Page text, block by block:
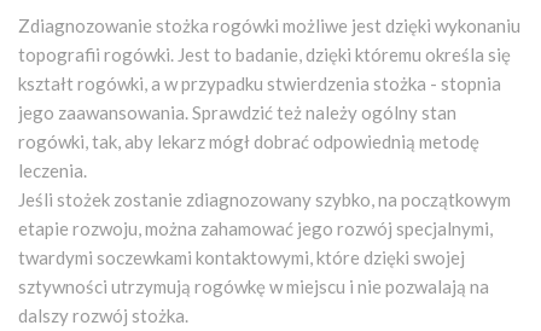
Zdiagnozowanie stożka rogówki możliwe jest dzięki wykonaniu
topografii rogówki. Jest to badanie, dzięki któremu określa się
kształt rogówki, a w przypadku stwierdzenia stożka - stopnia
jego zaawansowania. Sprawdzić też należy ogólny stan
rogówki, tak, aby lekarz mógł dobrać odpowiednią metodę
leczenia.
Jeśli stożek zostanie zdiagnozowany szybko, na początkowym
etapie rozwoju, można zahamować jego rozwój specjalnymi,
twardymi soczewkami kontaktowymi, które dzięki swojej
sztywności utrzymują rogówkę w miejscu i nie pozwalają na
dalszy rozwój stożka.